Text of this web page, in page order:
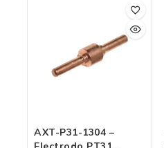
AXT-P31-1304 –